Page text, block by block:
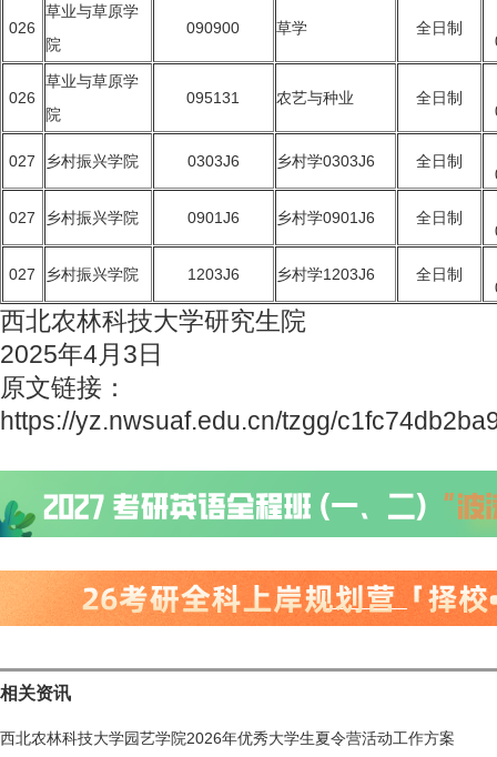
026
草业与草原学
院
090900 草学 全日制
026
草业与草原学
院
095131 农艺与种业 全日制
027 乡村振兴学院 0303J6 乡村学0303J6 全日制
027 乡村振兴学院 0901J6 乡村学0901J6 全日制
027 乡村振兴学院 1203J6 乡村学1203J6 全日制
西北农林科技大学研究生院
2025年4月3日
原文链接：
https://yz.nwsuaf.edu.cn/tzgg/
相关资讯
西北农林科技大学园艺学院2026年优秀大学生夏令营活动工作方案